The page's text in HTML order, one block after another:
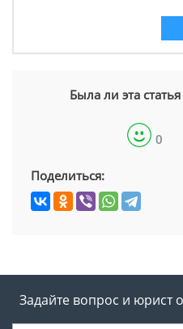
Была ли эта
0
Поделиться:
Задайте вопрос и юрист